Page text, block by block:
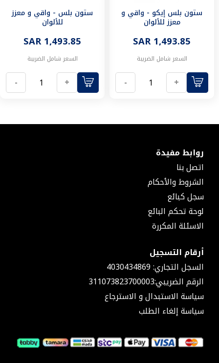
والتربيط
مسدس
حراري
مقصات
مسويات
تكسير
الاكسسوارات
غيار
ماكيتا
هواء
اللوازم
مولدات
كهرباء
معدات
الحدائق
السلامة
والحماية
قفازات
نظارات
الواقية
حماية
ستون بلس إيكو - واقي و
معزز للألوان
SAR 1,493.85
السعر شامل الضريبة
+
-
ستون بلس - واقي و معزز
للألوان
SAR 1,493.85
السعر شامل الضريبة
+
-
روابط مفيدة
اتصل بنا
الشروط والأحكام
سجل كبائع
لوحة تحكم البائع
الاسئلة المكررة
أرقام التسجيل
السجل التجاري: 4030434869
الرقم الضريبي:311073823700003
سياسة الاستبدال و الاسترجاع
سياسة إلغاء الطلب